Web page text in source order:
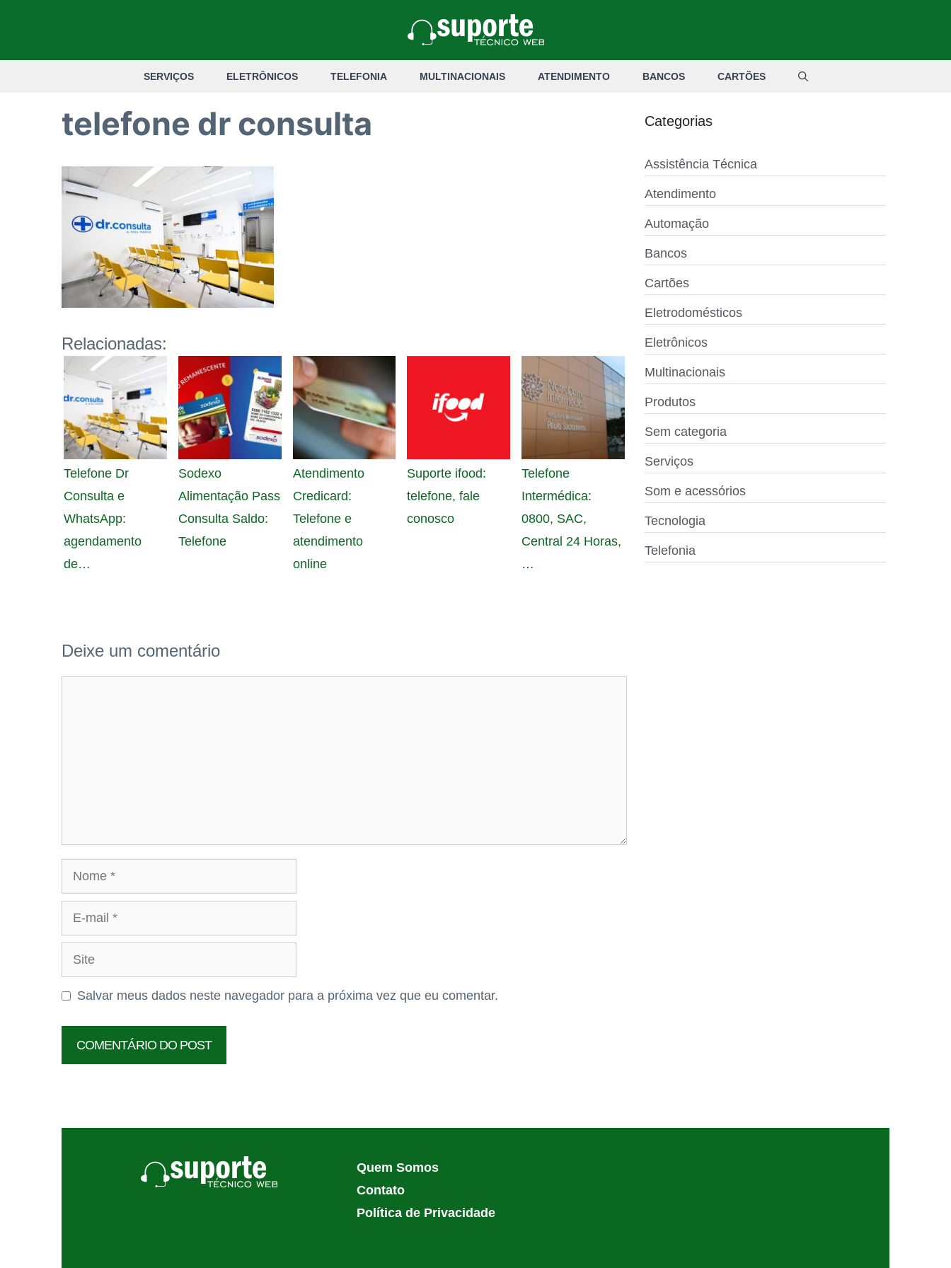
SERVIÇOS ELETRÔNICOS TELEFONIA MULTINACIONAIS ATENDIMENTO BANCOS CARTÕES
telefone dr consulta
Relacionadas:
Telefone Dr
Consulta e
WhatsApp:
agendamento
de…
Sodexo
Alimentação Pass
Consulta Saldo:
Telefone
Atendimento
Credicard:
Telefone e
atendimento
online
Suporte ifood:
telefone, fale
conosco
Telefone
Intermédica:
0800, SAC,
Central 24 Horas,
…
Deixe um comentário
Nome
mail
Site
Salvar meus dados neste navegador para a próxima vez que eu comentar.
Categorias
Assistência Técnica
Atendimento
Automação
Bancos
Cartões
Eletrodomésticos
Eletrônicos
Multinacionais
Produtos
Sem categoria
Serviços
Som e acessórios
Tecnologia
Telefonia
Quem Somos
Contato
Política de Privacidade